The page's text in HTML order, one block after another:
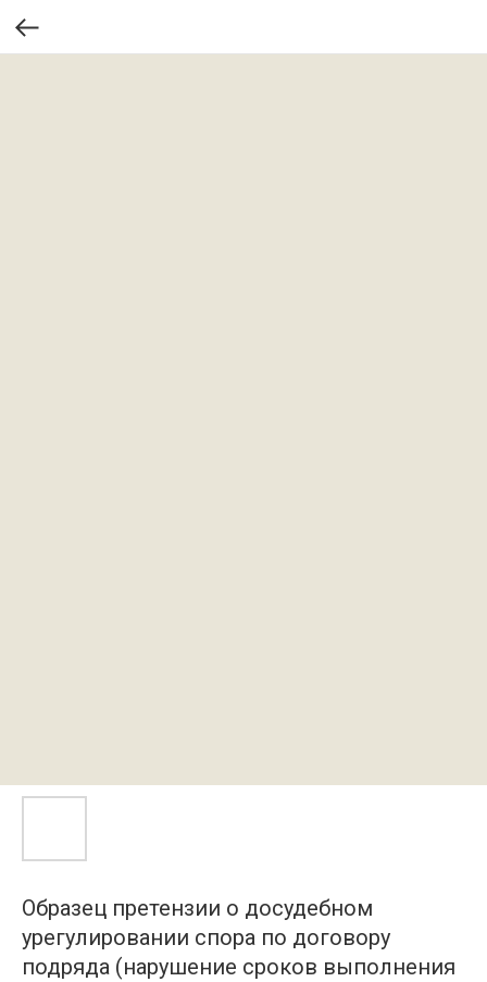
Образец претензии о досудебном
урегулировании спора по договору
подряда (нарушение сроков выполнения